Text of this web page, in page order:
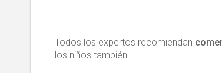
Todos los expertos recomiendan
los niños también.